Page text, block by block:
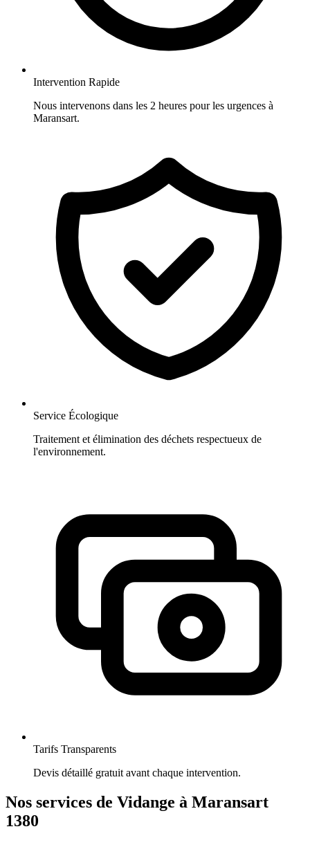
Intervention Rapide
Nous intervenons dans les 2 heures pour les urgences à
Maransart.
Service Écologique
Traitement et élimination des déchets respectueux de
l'environnement.
Tarifs Transparents
Devis détaillé gratuit avant chaque intervention.
Nos services de Vidange à Maransart
1380